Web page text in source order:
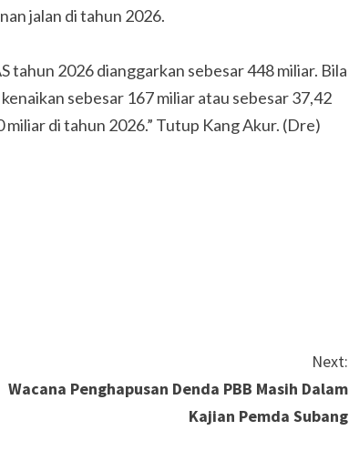
jalan di tahun 2026.
tahun 2026 dianggarkan sebesar 448 miliar. Bila
sebesar 167 miliar atau sebesar 37,42
di tahun 2026.” Tutup Kang Akur. (Dre)
Next:
Wacana Penghapusan Denda PBB Masih Dalam
Kajian Pemda Subang